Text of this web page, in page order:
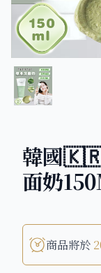
韓國
面奶
商品將於